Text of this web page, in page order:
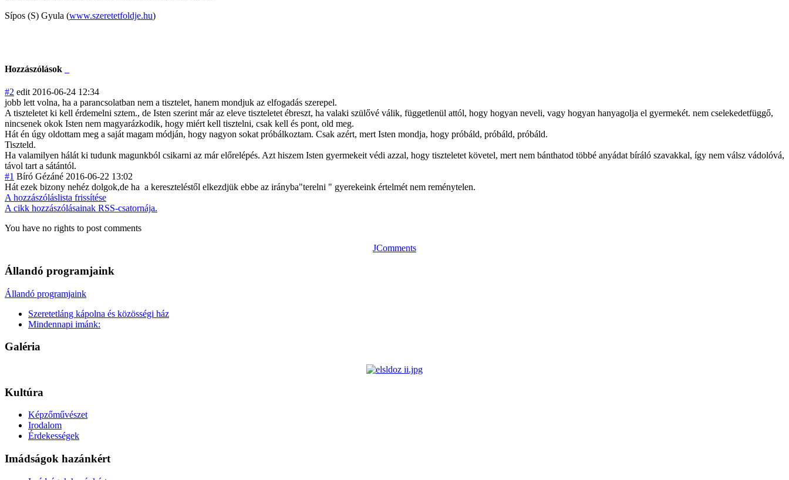
Sípos (S) Gyula (www.szeretetfoldje.hu)
Hozzászólások
#2 edit 2016-06-24 12:34
jobb lett volna, ha a parancsolatban nem a tisztelet, hanem mondjuk az elfogadás szerepel.
A tiszteletet ki kell érdemelni sztem., de Isten szerint már az eleve tiszteletet ébreszt, ha valaki szülővé válik, függetlenül attól, hogy hogyan neveli, vagy hogyan hanyagolja el gyermekét. nem cselekedetfüggő,
nincsenek okok Isten nem magyarázkodik, hogy miért kell tisztelni, csak kell és pont, old meg.
Hát én úgy oldottam meg a saját magam módján, hogy nagyon sokat próbálkoztam. Csak azért, mert Isten mondja, hogy próbáld, próbáld, próbáld.
Tiszteld.
Ha valamilyen hálát ki tudunk magunkból csikarni az már előrelépés. Azt hiszem Isten gyermekeit védi azzal, hogy tiszteletet követel, mert nem bánthatod többé anyádat bíráló szavakkal, így nem válsz vádolóvá,
távol tart a sátántól.
#1 Bíró Gézáné 2016-06-22 13:02
Hát ezek bizony nehéz dolgok,de ha a kereszteléstől elkezdjük ebbe az irányba"terelni " gyerekeink értelmét nem reménytelen.
A hozzászóláslista frissítése
A cikk hozzászólásainak RSS-csatornája.
You have no rights to post comments
JComments
Állandó programjaink
Állandó programjaink
Szeretetláng kápolna és közösségi ház
Mindennapi imánk:
Galéria
Kultúra
Képzőművészet
Irodalom
Érdekességek
Imádságok hazánkért